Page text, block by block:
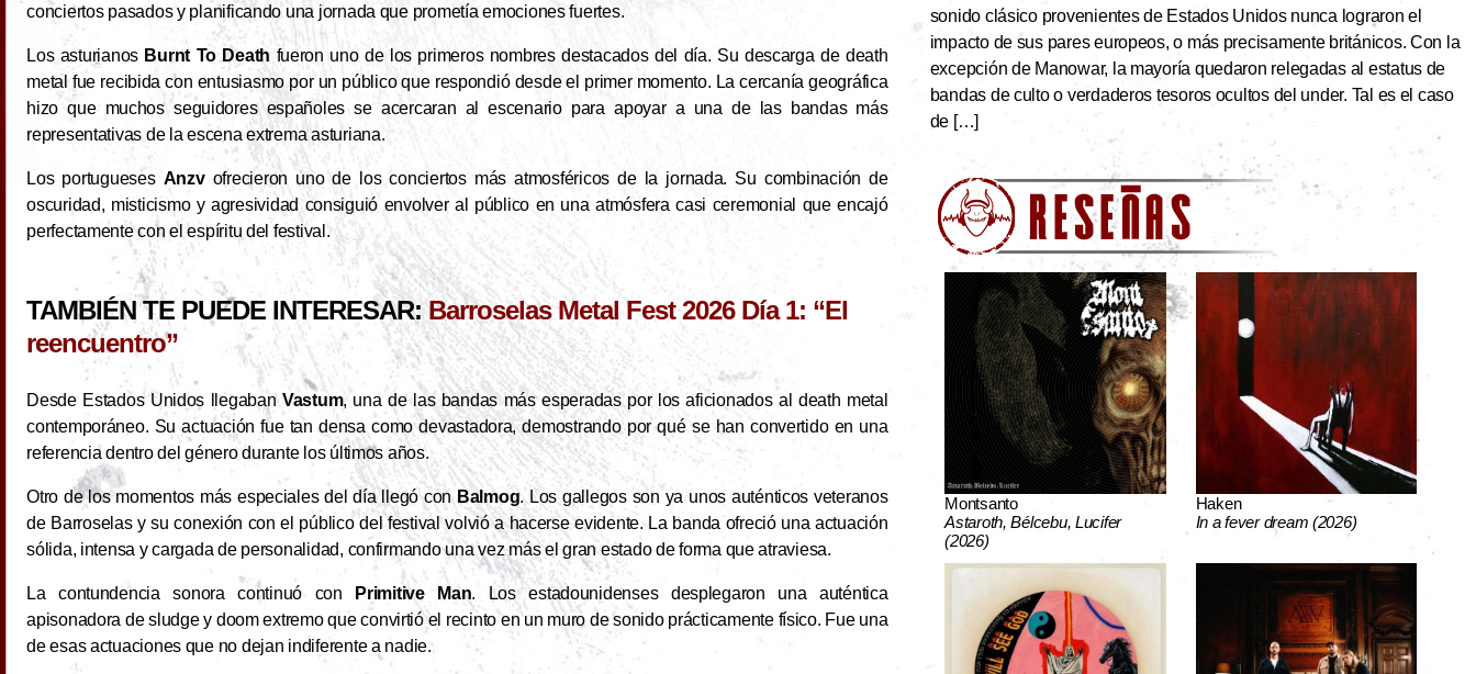
conciertos pasados y planificando una jornada que prometía emociones fuertes.
Los asturianos Burnt To Death fueron uno de los primeros nombres destacados del día. Su descarga de death
metal fue recibida con entusiasmo por un público que respondió desde el primer momento. La cercanía geográfica
hizo que muchos seguidores españoles se acercaran al escenario para apoyar a una de las bandas más
representativas de la escena extrema asturiana.
Los portugueses Anzvofrecieron uno de los conciertos más atmosféricos de la jornada. Su combinación de
oscuridad, misticismo y agresividad consiguió envolver al público en una atmósfera casi ceremonial que encajó
perfectamente con el espíritu del festival.
TAMBIÉN TE PUEDE INTERESAR:Barroselas Metal Fest 2026 Día 1: “El
reencuentro”
Desde Estados Unidos llegaban Vastum, una de las bandas más esperadas por los aficionados al death metal
contemporáneo. Su actuación fue tan densa como devastadora, demostrando por qué se han convertido en una
referencia dentro del género durante los últimos años.
Otro de los momentos más especiales del día llegó conBalmog. Los gallegos son ya unos auténticos veteranos
de Barroselas y su conexión con el público del festival volvió a hacerse evidente. La banda ofreció una actuación
sólida, intensa y cargada de personalidad, confirmando una vez más el gran estado de forma que atraviesa.
La contundencia sonora continuó con Primitive Man. Los estadounidenses desplegaron una auténtica
apisonadora de sludge y doom extremo que convirtió el recinto en un muro de sonido prácticamente físico. Fue una
de esas actuaciones que no dejan indiferente a nadie.
sonido clásico provenientes de Estados Unidos nunca lograron el
impacto de sus pares europeos, o más precisamente británicos. Con la
excepción de Manowar, la mayoría quedaron relegadas al estatus de
bandas de culto o verdaderos tesoros ocultos del under. Tal es el caso
de […]
Montsanto
Astaroth, Bélcebu, Lucifer
(2026)
Haken
In a fever dream (2026)